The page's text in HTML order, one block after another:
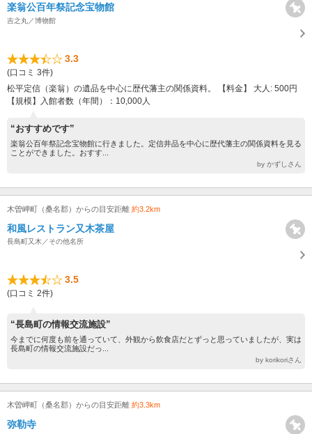
楽翁公百年祭記念宝物館
吉之丸／博物館
3.3
(口コミ 3件)
松平定信（楽翁）の遺品を中心に歴代藩主の関係資料。 【料金】 大人: 500円
【規模】入館者数（年間）：10,000人
“おすすめです”
楽翁公百年祭記念宝物館に行きました。定信井品を中心に歴代藩主の関係資料を見る
ことができました。おすす...
by かずしさん
木曽岬町（桑名郡）からの目安距離 約3.2km
和風レストラン又木茶屋
長島町又木／その他名所
3.5
(口コミ 2件)
“長島町の情報交流施設”
今までに何度も前を通っていて、外観から飲食店だとずっと思っていましたが、実は
長島町の情報交流施設だっ...
by korikoriさん
木曽岬町（桑名郡）からの目安距離 約3.3km
弥勒寺